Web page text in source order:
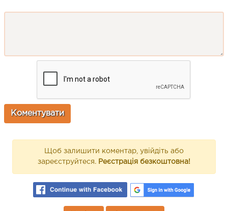
Щоб залишити коментар, увійдіть або
зареєструйтеся. Реєстрація безкоштовна!